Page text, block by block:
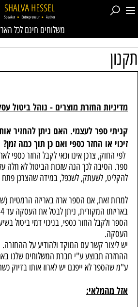
!משלוחים חינם לכל
תקנון
מדיניות החזרת מוצרים - נוהל ביטול
קניתי ספר לעצמי. האם ניתן להחזיר
זיכוי או החזר כספי ואם כן תוך כמה זמן?
לפי החוק, צרכן אינו זכאי לקבל החזר כספי
ספר. הסיבה לכך הנה שזכות הביטול לא חלה
להקליט, לשעתק, לשכפל, במידה שהצרכן פתח
למרות זאת, אם הספר ארוז באריזה הרמטית
העסקה.
יש ליצור קשר עם המוקד ולהודיע על ההחזרה.
ההחזרה תבוצע ע"י חברת המשלוחים שלנו
ע"מ שהספר לא ייפגם יש לארוז אותו בדיוק
אזל מהמלאי: